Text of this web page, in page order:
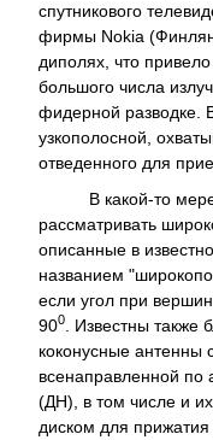
спутникового
фирмы Nokia
диполях, что
большого числа
фидерной разводке.
узкополосной,
отведенного для
В какой-то
рассматривать
описанные в
названием
если угол при
900
. Известны также
коконусные антенны
всенаправленной по
(ДН), в том числе и
диском для